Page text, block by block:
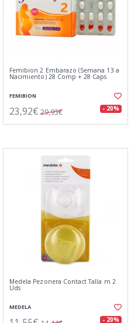
Femibion 2 Embarazo (Semana 13 a
Nacimiento) 28 Comp + 28 Caps
FEMIBION
23,92€ 29,93€ - 20%
Medela Pezonera Contact Talla m 2
Uds
MEDELA
- 20%